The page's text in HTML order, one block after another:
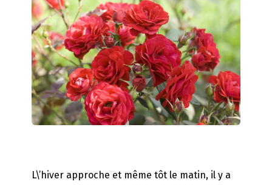
L\’hiver approche et même tôt le matin, il y a